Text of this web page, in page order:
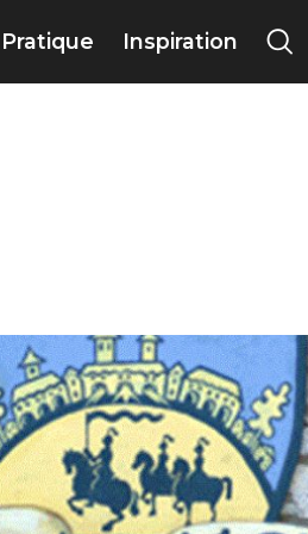
Pratique Inspiration